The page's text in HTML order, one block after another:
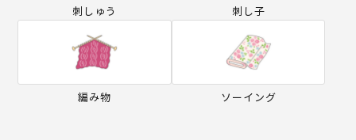
刺しゅう 刺し子
編み物 ソーイング